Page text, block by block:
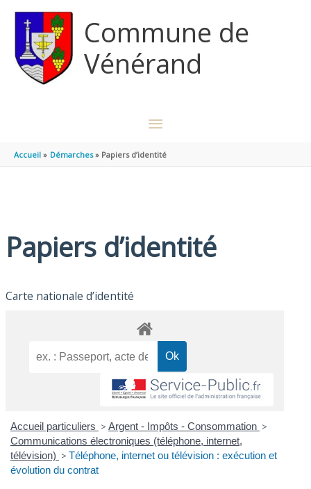
Commune de
Vénérand
MENU
PRINCIPAL
Accueil Démarches Papiers d’identité
Papiers d’identité
Carte nationale d’identité
Accueil particuliers > Argent - Impôts - Consommation >
Communications électroniques (téléphone, internet,
télévision) > Téléphone, internet ou télévision : exécution et
évolution du contrat